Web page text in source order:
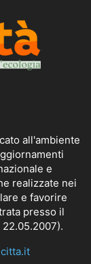
all'ambiente
e
realizzate nei
e favorire
presso il